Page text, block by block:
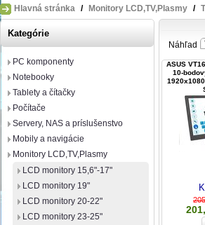
Hlavná stránka / Monitory LCD,TV,Plasmy /
Kategórie
PC komponenty
Notebooky
Tablety a čítačky
Počítače
Servery, NAS a príslušenstvo
Mobily a navigácie
Monitory LCD,TV,Plasmy
LCD monitory 15,6"-17"
LCD monitory 19"
LCD monitory 20-22"
LCD monitory 23-25"
Náhľad
ASUS
10-